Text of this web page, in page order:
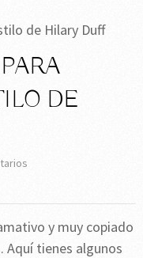
de Hilary Duff
DE
y muy copiado
Aquí tienes algunos